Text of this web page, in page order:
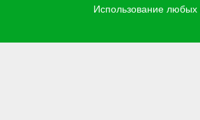
Использование